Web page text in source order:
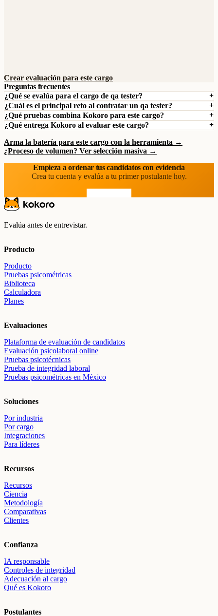
Crear evaluación para este cargo
Preguntas frecuentes
¿Qué se evalúa para el cargo de qa tester?
¿Cuál es el principal reto al contratar un qa tester?
¿Qué pruebas combina Kokoro para este cargo?
¿Qué entrega Kokoro al evaluar este cargo?
Arma la batería para este cargo con la herramienta →
¿Proceso de volumen? Ver selección masiva →
Empieza a ordenar tus candidatos con evidencia
Crea tu cuenta y evalúa a tu primer postulante hoy.
Evalúa antes de entrevistar.
Producto
Producto
Pruebas psicométricas
Biblioteca
Calculadora
Planes
Evaluaciones
Plataforma de evaluación de candidatos
Evaluación psicolaboral online
Pruebas psicotécnicas
Prueba de integridad laboral
Pruebas psicométricas en México
Soluciones
Por industria
Por cargo
Integraciones
Para líderes
Recursos
Recursos
Ciencia
Metodología
Comparativas
Clientes
Confianza
IA responsable
Controles de integridad
Adecuación al cargo
Qué es Kokoro
Postulantes